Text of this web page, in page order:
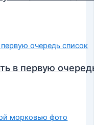
в первую